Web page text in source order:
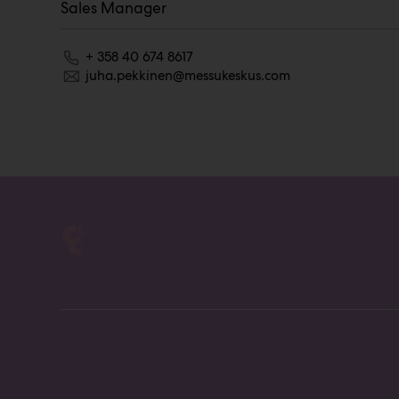
Sales Manager
+ 358 40 674 8617
juha.pekkinen@messukeskus.com